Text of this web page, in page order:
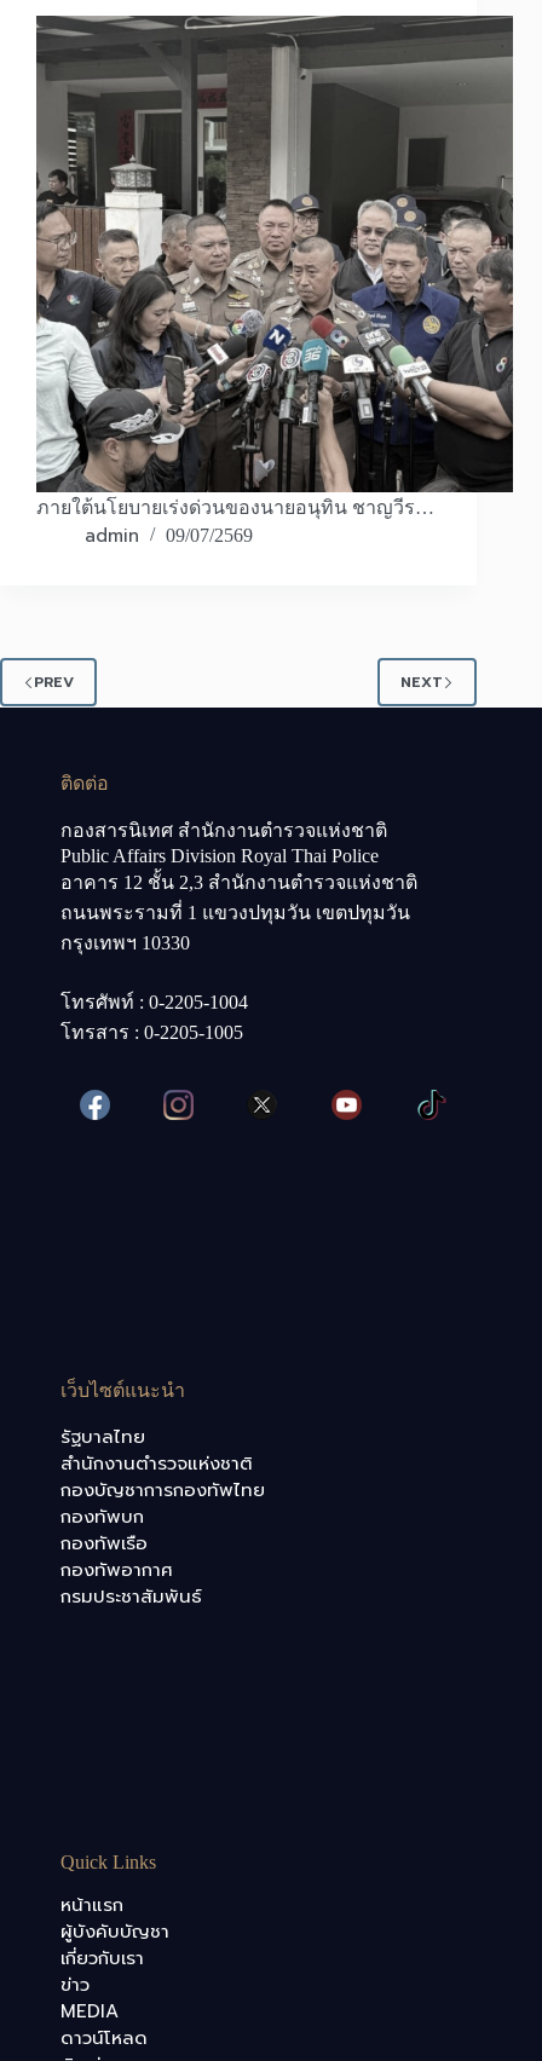
ภายใต้นโยบายเร่งด่วนของนายอนุทิน ชาญวีร…
admin 09/07/2569
PREV NEXT
ติดต่อ
กองสารนิเทศ สำนักงานตำรวจแห่งชาติ
Public Affairs Division Royal Thai Police
อาคาร 12 ชั้น 2,3 สำนักงานตำรวจแห่งชาติ
ถนนพระรามที่ 1 แขวงปทุมวัน เขตปทุมวัน
กรุงเทพฯ 10330
โทรศัพท์ : 0-2205-1004
โทรสาร : 0-2205-1005
เว็บไซต์แนะนำ
รัฐบาลไทย
สำนักงานตำรวจแห่งชาติ
กองบัญชาการกองทัพไทย
กองทัพบก
กองทัพเรือ
กองทัพอากาศ
กรมประชาสัมพันธ์
Quick Links
หน้าแรก
ผู้บังคับบัญชา
เกี่ยวกับเรา
ข่าว
MEDIA
ดาวน์โหลด